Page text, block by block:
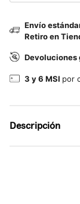
Envío
Devoluciones
3 y 6 MSI por
Descripción